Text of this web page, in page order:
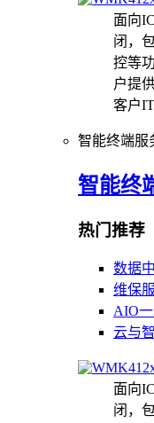
面向
闭，
控等
户提
客户
智能终端服
智能终
热门推荐
数据
维保
AIO
云与
面向
闭，